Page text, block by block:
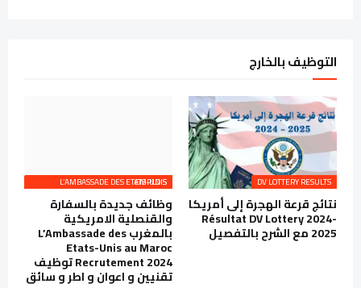
التوظيف بالخارج
DV LOTTERY RESULTS
نتائج قرعة الهجرة إلى أمريكا
Résultat DV Lottery 2024-
2025 مع الشرح بالتفصيل
L’AMBASSADE DES ETATS-UNIS EMPLOIS
وظائف جديدة بالسفارة
والقنصلية الامريكية
بالمغرب L’Ambassade des
Etats-Unis au Maroc
Recrutement 2024 توظيف
تقنيين و اعوان و اطر و سائق